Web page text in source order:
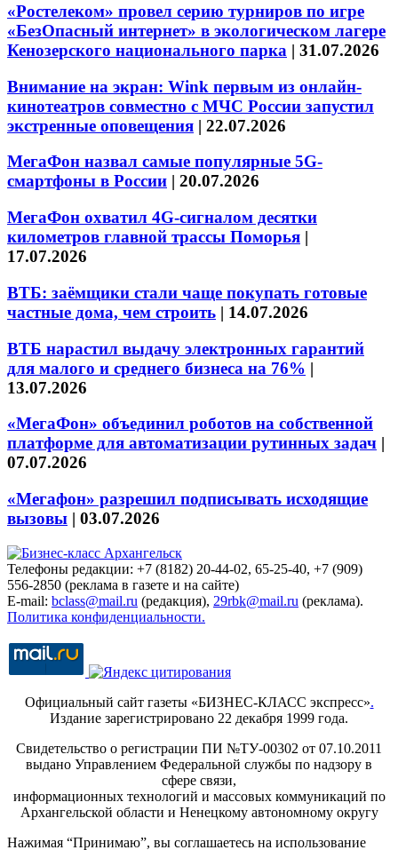
«Ростелеком» провел серию турниров по игре
«БезОпасный интернет» в экологическом лагере
Кенозерского национального парка | 31.07.2026
Внимание на экран: Wink первым из онлайн-
кинотеатров совместно с МЧС России запустил
экстренные оповещения | 22.07.2026
МегаФон назвал самые популярные 5G-
смартфоны в России | 20.07.2026
МегаФон охватил 4G-сигналом десятки
километров главной трассы Поморья |
17.07.2026
ВТБ: заёмщики стали чаще покупать готовые
частные дома, чем строить | 14.07.2026
ВТБ нарастил выдачу электронных гарантий
для малого и среднего бизнеса на 76% |
13.07.2026
«МегаФон» объединил роботов на собственной
платформе для автоматизации рутинных задач |
07.07.2026
«Мегафон» разрешил подписывать исходящие
вызовы | 03.07.2026
Телефоны редакции: +7 (8182) 20-44-02, 65-25-40, +7 (909)
556-2850 (реклама в газете и на сайте)
E-mail: bclass@mail.ru (редакция), 29rbk@mail.ru (реклама).
Политика конфиденциальности.
Официальный сайт газеты «БИЗНЕС-КЛАСС экспресс».
Издание зарегистрировано 22 декабря 1999 года.
Свидетельство о регистрации ПИ №ТУ-00302 от 07.10.2011
выдано Управлением Федеральной службы по надзору в
сфере связи,
информационных технологий и массовых коммуникаций по
Архангельской области и Ненецкому автономному округу
Нажимая “Принимаю”, вы соглашаетесь на использование